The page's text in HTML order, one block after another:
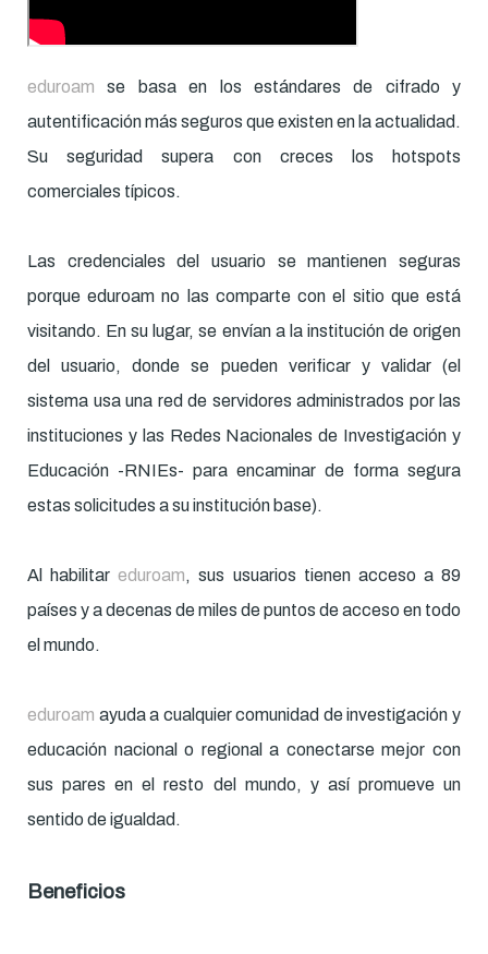
eduroam se basa en los estándares de cifrado y
autentificación más seguros que existen en la actualidad.
Su seguridad supera con creces los hotspots
comerciales típicos.
Las credenciales del usuario se mantienen seguras
porque eduroam no las comparte con el sitio que está
visitando. En su lugar, se envían a la institución de origen
del usuario, donde se pueden verificar y validar (el
sistema usa una red de servidores administrados por las
instituciones y las Redes Nacionales de Investigación y
Educación -RNIEs- para encaminar de forma segura
estas solicitudes a su institución base).
Al habilitareduroam, sus usuarios tienen acceso a 89
países y a decenas de miles de puntos de acceso en todo
el mundo.
eduroam ayuda a cualquier comunidad de investigación y
educación nacional o regional a conectarse mejor con
sus pares en el resto del mundo, y así promueve un
sentido de igualdad.
Beneficios